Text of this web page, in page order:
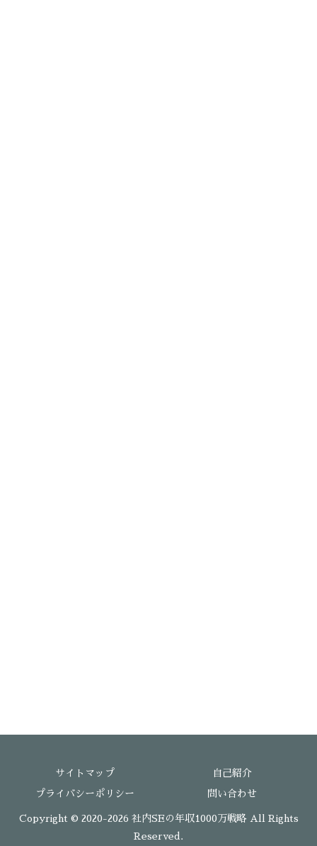
サイトマップ 自己紹介
プライバシーポリシー 問い合わせ
Copyright © 2020-2026 社内SEの年収1000万戦略 All Rights
Reserved.